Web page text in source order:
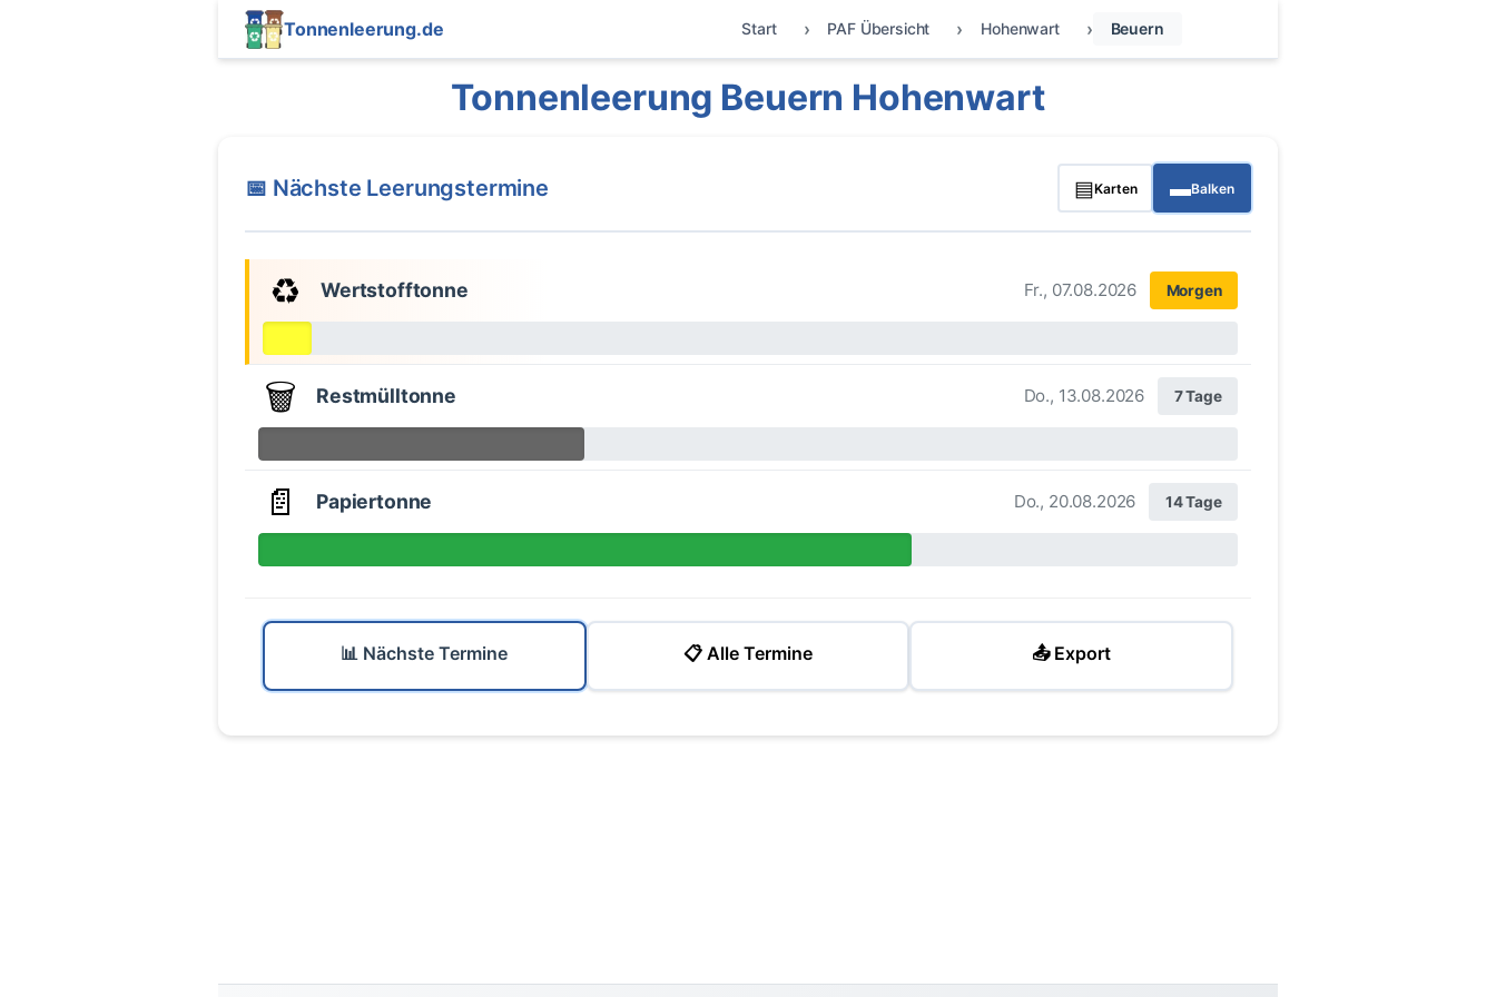
Tonnenleerung.de Start PAF Übersicht Hohenwart Beuern
Tonnenleerung Beuern Hohenwart
📅 Nächste Leerungstermine ▤Karten ▬Balken
♻️ Wertstofftonne Fr., 07.08.2026 Morgen
🗑️ Restmülltonne Do., 13.08.2026 7 Tage
📄 Papiertonne Do., 20.08.2026 14 Tage
📊 Nächste Termine 📋 Alle Termine 📤 Export